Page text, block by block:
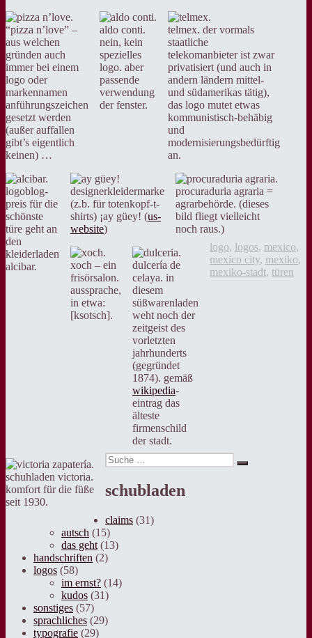
“pizza n’love” –
aus welchen
gründen auch
immer bei einem
logo oder
markennamen
anführungszeichen
gesetzt werden
(außer auffallen
gibt’s eigentlich
keinen) …
aldo conti.
nein, kein
spezielles
logo. aber
passende
verwendung
der fenster.
telmex. der vormals
staatliche
telekomanbieter ist zwar
privatisiert (und auch in
andern ländern mittel-
und südamerikas tätig),
das logo mutet etwas
kommunistisch-behäbig
und
modernisierungsbedürftig
an.
logoblog-
preis für die
schönste
türe geht an
den
kleiderladen
alcibar.
designerkleidermarke
(z.b. für totenkopf-t-
shirts) ¡ay güey! (us-
website)
procuraduria agraria =
agrarbehörde. (dieses
bild fliegt vielleicht
noch raus.)
xoch – ein
frisörsalon.
aussprache,
in etwa:
[ksotsch].
dulcería de
celaya. in
diesem
süßwarenladen
weht noch der
zeitgeist des
vorletzten
jahrhunderts
(gegründet
1874). gemäß
wikipedia-
eintrag das
älteste
firmenschild
der stadt.
schuhladen victoria.
komfort für die füße
seit 1930.
logo, logos, mexico,
mexico city, mexiko,
mexiko-stadt, türen
Suche
nach:
Suche
schubladen
claims (31)
autsch (15)
das geht (13)
handschriften (2)
logos (58)
im ernst? (14)
kudos (31)
sonstiges (57)
sprachliches (29)
typografie (29)